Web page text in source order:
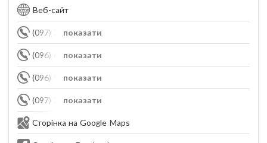
Веб-сайт
показати
(097) 333-11-16
показати
(096) 606-77-77
показати
(096) 945-77-77
показати
(097) 333-11-16
Сторінка на Google Maps